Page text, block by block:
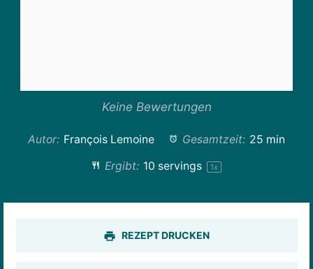
Keine Bewertungen
Autor: François Lemoine Gesamtzeit: 25 min
Ergibt: 10 servings 1x
REZEPT DRUCKEN